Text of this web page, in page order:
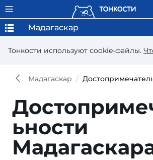
Тонкости используют сookie-файлы.
Мадагаскар
Мадагаскар
ьности